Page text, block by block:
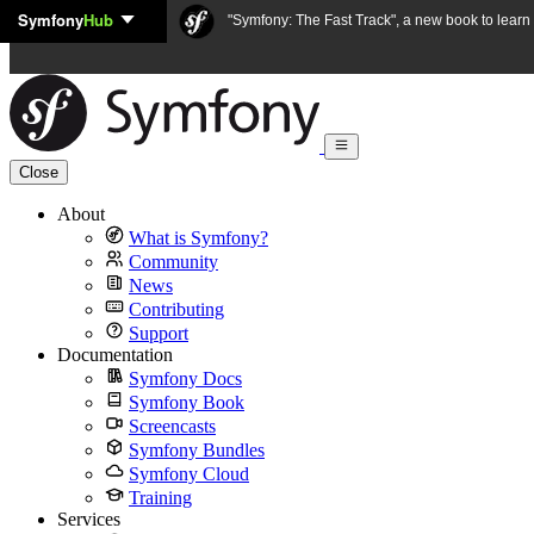
Skip to content
SymfonyHub "Symfony: The Fast Track", a new book to
Close
About
What is Symfony?
Community
News
Contributing
Support
Documentation
Symfony Docs
Symfony Book
Screencasts
Symfony Bundles
Symfony Cloud
Training
Services